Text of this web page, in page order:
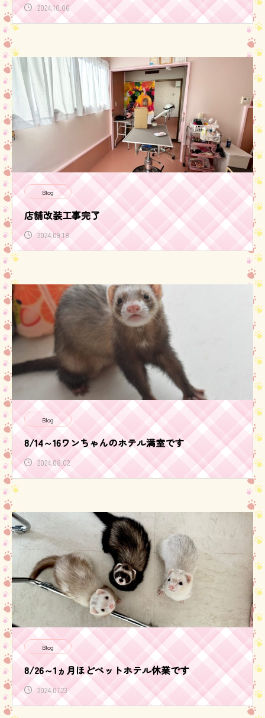
2024.10.06
Blog
店舗改装工事完了
2024.09.18
Blog
8/14～16ワンちゃんのホテル満室です
2024.08.02
Blog
8/26～1ヵ月ほどペットホテル休業です
2024.07.23